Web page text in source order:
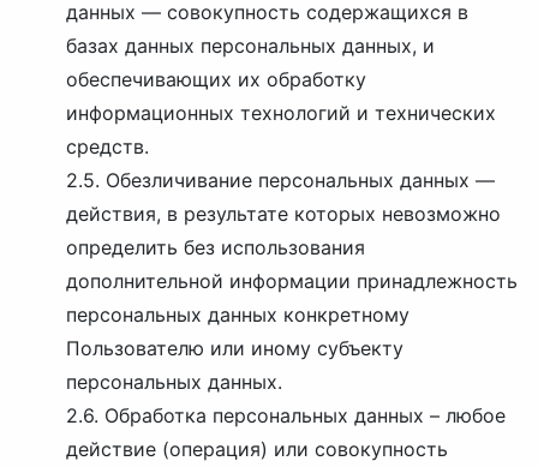
данных — совокупность содержащихся в
базах данных персональных данных, и
обеспечивающих их обработку
информационных технологий и технических
средств.
2.5. Обезличивание персональных данных —
действия, в результате которых невозможно
определить без использования
дополнительной информации принадлежность
персональных данных конкретному
Пользователю или иному субъекту
персональных данных.
2.6. Обработка персональных данных – любое
действие (операция) или совокупность